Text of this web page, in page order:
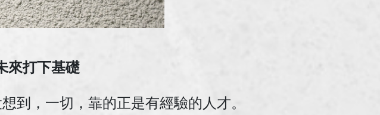
來打下基礎
到，一切，靠的正是有經驗的人才。